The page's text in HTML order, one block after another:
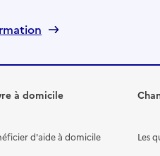
à domicile
d'aide à domicile Les